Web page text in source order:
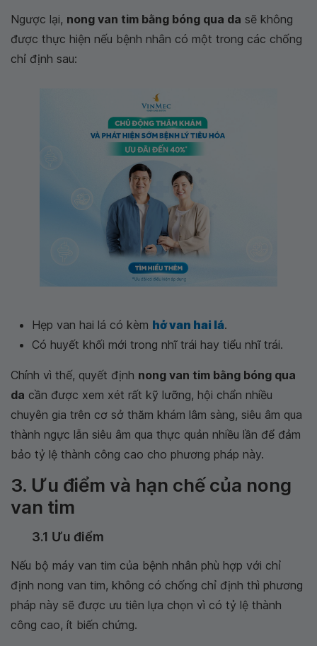
Ngược lại, nong van tim bằng bóng qua da sẽ không
được thực hiện nếu bệnh nhân có một trong các chống
chỉ định sau:
Hẹp van hai lá có kèm hở van hai lá.
Có huyết khối mới trong nhĩ trái hay tiểu nhĩ trái.
Chính vì thế, quyết định nong van tim bằng bóng qua
da cần được xem xét rất kỹ lưỡng, hội chẩn nhiều
chuyên gia trên cơ sở thăm khám lâm sàng, siêu âm qua
thành ngực lẫn siêu âm qua thực quản nhiều lần để đảm
bảo tỷ lệ thành công cao cho phương pháp này.
3. Ưu điểm và hạn chế của nong
van tim
3.1 Ưu điểm
Nếu bộ máy van tim của bệnh nhân phù hợp với chỉ
định nong van tim, không có chống chỉ định thì phương
pháp này sẽ được ưu tiên lựa chọn vì có tỷ lệ thành
công cao, ít biến chứng.